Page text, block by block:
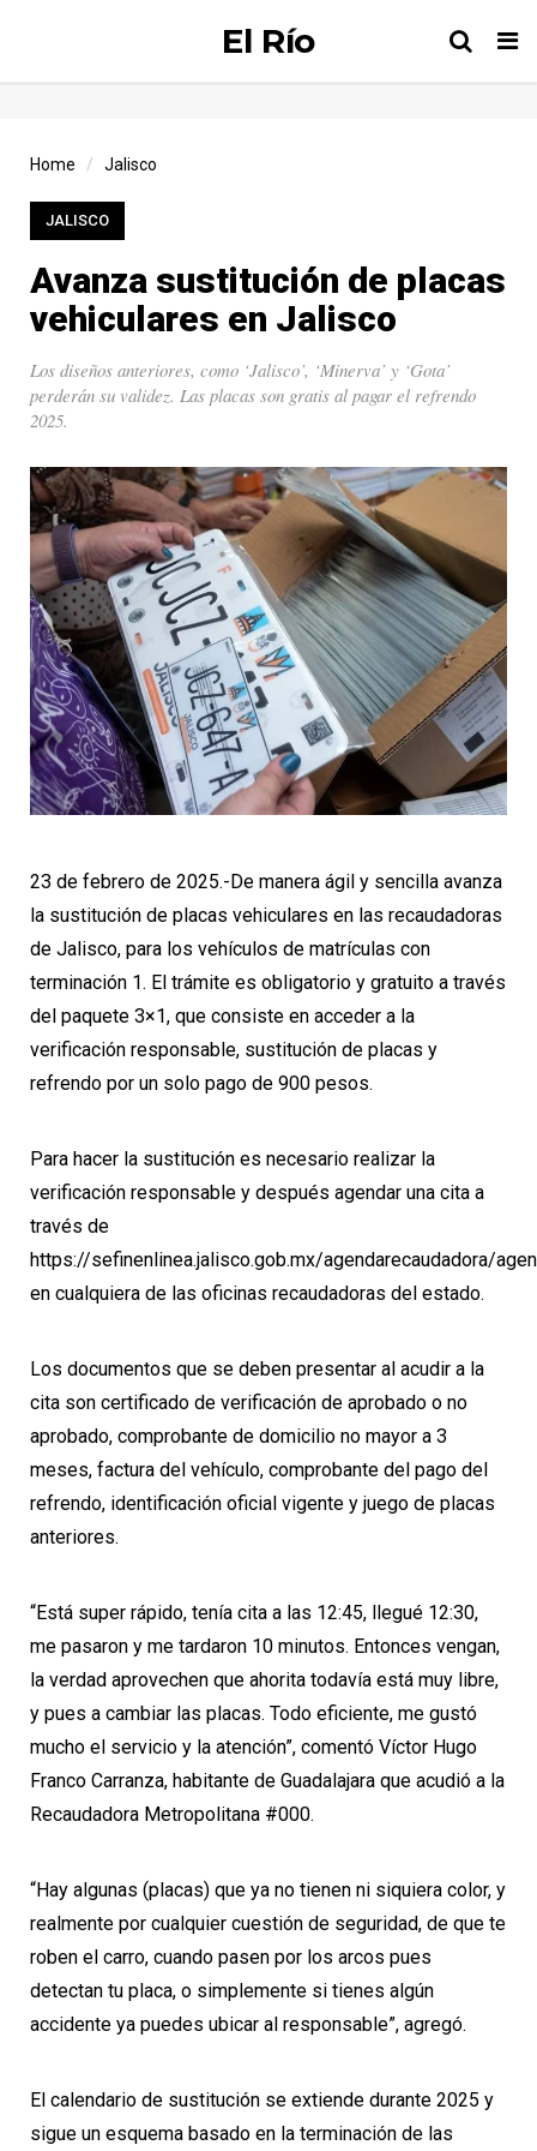
El Río
Home Jalisco
JALISCO
Avanza sustitución de placas
vehiculares en Jalisco
Los diseños anteriores, como ‘Jalisco’, ‘Minerva’ y ‘Gota’
perderán su validez. Las placas son gratis al pagar el refrendo
2025.
23 de febrero de 2025.-De manera ágil y sencilla avanza
la sustitución de placas vehiculares en las recaudadoras
de Jalisco, para los vehículos de matrículas con
terminación 1. El trámite es obligatorio y gratuito a través
del paquete 3×1, que consiste en acceder a la
verificación responsable, sustitución de placas y
refrendo por un solo pago de 900 pesos.
Para hacer la sustitución es necesario realizar la
verificación responsable y después agendar una cita a
través de
https://sefinenlinea.jalisco.gob.mx/agendarecaudadora/
en cualquiera de las oficinas recaudadoras del estado.
Los documentos que se deben presentar al acudir a la
cita son certificado de verificación de aprobado o no
aprobado, comprobante de domicilio no mayor a 3
meses, factura del vehículo, comprobante del pago del
refrendo, identificación oficial vigente y juego de placas
anteriores.
“Está super rápido, tenía cita a las 12:45, llegué 12:30,
me pasaron y me tardaron 10 minutos. Entonces vengan,
la verdad aprovechen que ahorita todavía está muy libre,
y pues a cambiar las placas. Todo eficiente, me gustó
mucho el servicio y la atención”, comentó Víctor Hugo
Franco Carranza, habitante de Guadalajara que acudió a la
Recaudadora Metropolitana #000.
“Hay algunas (placas) que ya no tienen ni siquiera color, y
realmente por cualquier cuestión de seguridad, de que te
roben el carro, cuando pasen por los arcos pues
detectan tu placa, o simplemente si tienes algún
accidente ya puedes ubicar al responsable”, agregó.
El calendario de sustitución se extiende durante 2025 y
sigue un esquema basado en la terminación de las